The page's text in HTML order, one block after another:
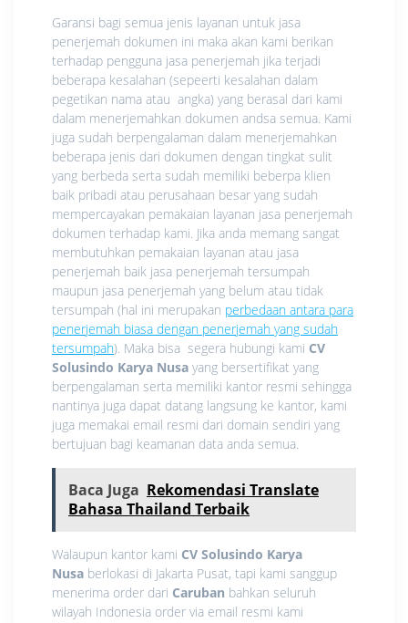
Garansi bagi semua jenis layanan untuk jasa
penerjemah dokumen ini maka akan kami berikan
terhadap pengguna jasa penerjemah jika terjadi
beberapa kesalahan (sepeerti kesalahan dalam
pegetikan nama atau angka) yang berasal dari kami
dalam menerjemahkan dokumen andsa semua. Kami
juga sudah berpengalaman dalam menerjemahkan
beberapa jenis dari dokumen dengan tingkat sulit
yang berbeda serta sudah memiliki beberpa klien
baik pribadi atau perusahaan besar yang sudah
mempercayakan pemakaian layanan jasa penerjemah
dokumen terhadap kami. Jika anda memang sangat
membutuhkan pemakaian layanan atau jasa
penerjemah baik jasa penerjemah tersumpah
maupun jasa penerjemah yang belum atau tidak
tersumpah (hal ini merupakan perbedaan antara para
penerjemah biasa dengan penerjemah yang sudah
tersumpah). Maka bisa segera hubungi kami CV
Solusindo Karya Nusa yang bersertifikat yang
berpengalaman serta memiliki kantor resmi sehingga
nantinya juga dapat datang langsung ke kantor, kami
juga memakai email resmi dari domain sendiri yang
bertujuan bagi keamanan data anda semua.
Baca Juga Rekomendasi Translate
Bahasa Thailand Terbaik
Walaupun kantor kami CV Solusindo Karya
Nusa berlokasi di Jakarta Pusat, tapi kami sanggup
menerima order dari Caruban bahkan seluruh
wilayah Indonesia order via email resmi kami